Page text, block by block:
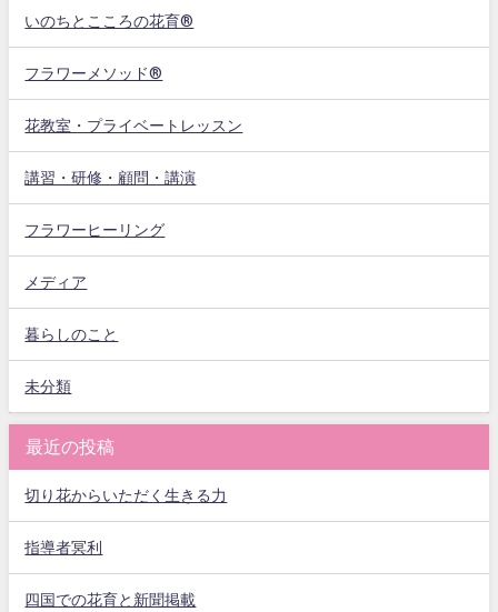
いのちとこころの花育®
フラワーメソッド®
花教室・プライベートレッスン
講習・研修・顧問・講演
フラワーヒーリング
メディア
暮らしのこと
未分類
最近の投稿
切り花からいただく生きる力
指導者冥利
四国での花育と新聞掲載